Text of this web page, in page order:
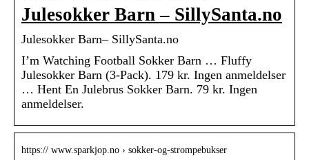
Julesokker Barn – SillySanta.no
Julesokker Barn– SillySanta.no
I’m Watching Football Sokker Barn … Fluffy
Julesokker Barn (3-Pack). 179 kr. Ingen anmeldelser
… Hent En Julebrus Sokker Barn. 79 kr. Ingen
anmeldelser.
https:// www.sparkjop.no › sokker-og-strompebukser